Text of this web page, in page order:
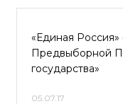
«Единая
Предвыборной
государства»
05.07.17